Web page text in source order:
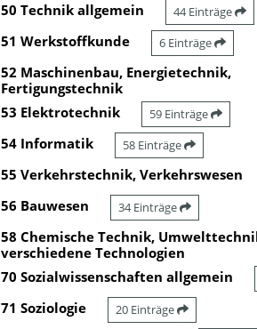
50 Technik allgemein 44 Einträge
51 Werkstoffkunde 6 Einträge
52 Maschinenbau, Energietechnik,
Fertigungstechnik
53 Elektrotechnik 59 Einträge
54 Informatik 58 Einträge
55 Verkehrstechnik, Verkehrswesen
56 Bauwesen 34 Einträge
58 Chemische Technik,
verschiedene Technologien
70 Sozialwissenschaften allgemein
71 Soziologie 20 Einträge